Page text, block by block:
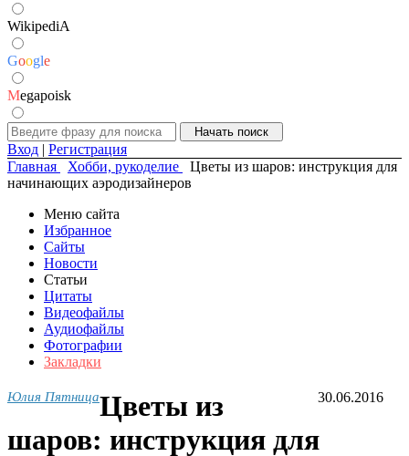
WikipediA
Google
Megapoisk
Вход | Регистрация
Главная
Хобби, рукоделие
Цветы из шаров: инструкция для
начинающих аэродизайнеров
Меню сайта
Избранное
Сайты
Новости
Статьи
Цитаты
Видеофайлы
Аудиофайлы
Фотографии
Закладки
Юлия Пятница 30.06.2016
Цветы из
шаров: инструкция для